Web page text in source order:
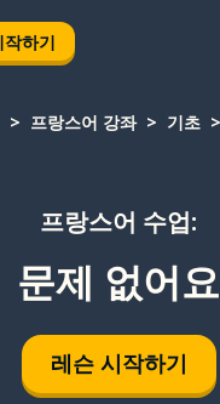
작하기
프랑스어 강좌 기초
프랑스어 수업:
문제 없어요
레슨 시작하기